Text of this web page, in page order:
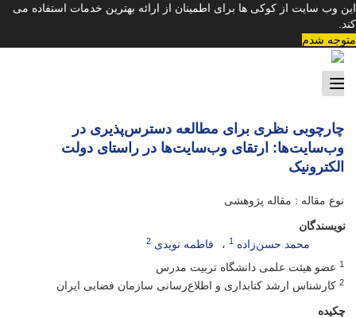
این وب سایت از کوکی ها برای اطمینان از ارائه بهترین خدمات استفاده می
کند.
متوجه شدم
Toggle
چارچوبی نظری برای مطالعه دسترس‌پذیری در
وب‌سایت‌ها: ارتقای وب‌سایت‌ها در راستای دولت
الکترونیک
نوع مقاله : مقاله پژوهشی
نویسندگان
محمد حسن‌زاده 1 فاطمه نویدی 2
1 عضو هیئت علمی دانشگاه تربیت مدرس
2 کارشناس ارشد کتابداری و اطلاع‌رسانی سازمان فضایی ایران
چکیده